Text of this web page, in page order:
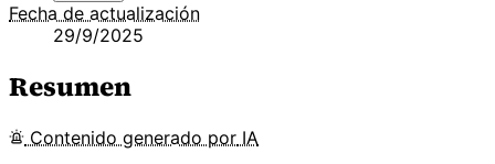
Fecha de actualización
29/9/2025
Resumen
Contenido generado por IA